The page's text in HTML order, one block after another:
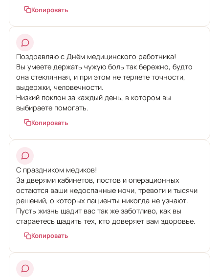
Копировать
Поздравляю с Днём медицинского работника!
Вы умеете держать чужую боль так бережно, будто
она стеклянная, и при этом не теряете точности,
выдержки, человечности.
Низкий поклон за каждый день, в котором вы
выбираете помогать.
Копировать
С праздником медиков!
За дверями кабинетов, постов и операционных
остаются ваши недоспанные ночи, тревоги и тысячи
решений, о которых пациенты никогда не узнают.
Пусть жизнь щадит вас так же заботливо, как вы
стараетесь щадить тех, кто доверяет вам здоровье.
Копировать